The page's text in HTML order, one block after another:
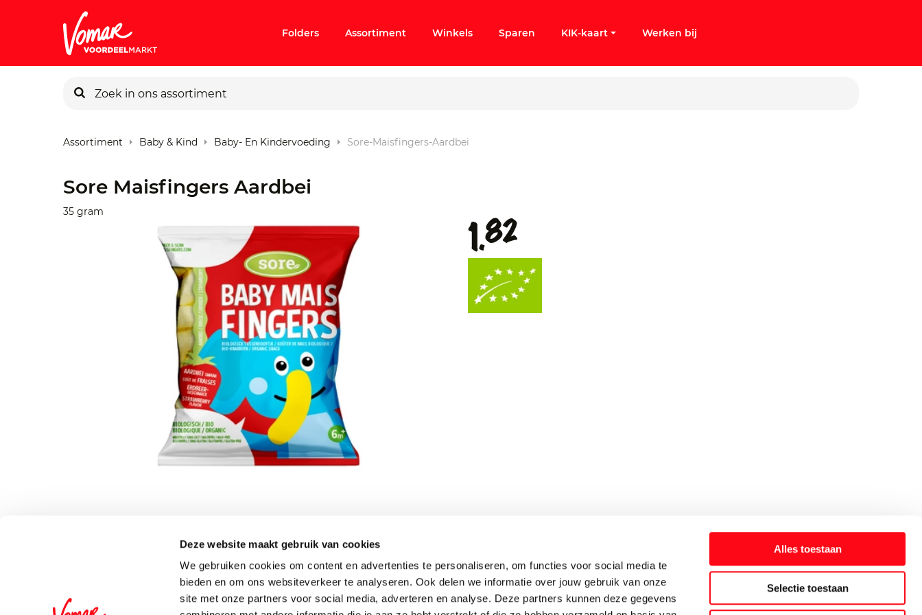
Deze website maakt gebruik van cookies
We gebruiken cookies om content en advertenties te personaliseren, om functies voor social media te
bieden en om ons websiteverkeer te analyseren. Ook delen we informatie over jouw gebruik van onze
site met onze partners voor social media, adverteren en analyse. Deze partners kunnen deze gegevens
Alles toestaan
Selectie toestaan
Pincode vergeten
Folders Assortiment Winkels Sparen KIK-kaart Werken bij
Assortiment Baby & Kind Baby- En Kindervoeding Sore-Maisfingers-Aardbei
Sore Maisfingers Aardbei
35 gram
1.82
Schrijf je in voor de Vomar nieuwsbrief